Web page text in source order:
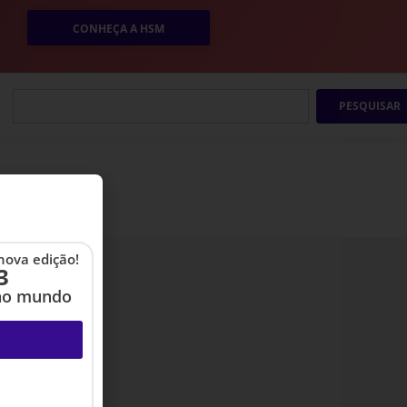
CONHEÇA A HSM
PESQUISAR
edição!
mundo